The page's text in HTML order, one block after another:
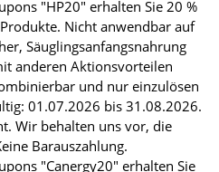
"HP20" erhalten Sie 20 %
Nicht anwendbar auf
Säuglingsanfangsnahrung
anderen Aktionsvorteilen
und nur einzulösen
01.07.2026 bis 31.08.2026.
Wir behalten uns vor, die
Barauszahlung.
"Canergy20" erhalten Sie